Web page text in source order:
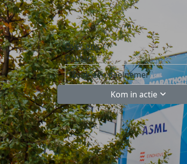
Over ons
Contact
Kom in actie